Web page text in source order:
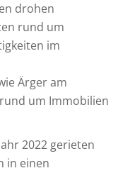
drohen
rund um
im
Ärger am
um Immobilien
2022 gerieten
in einen